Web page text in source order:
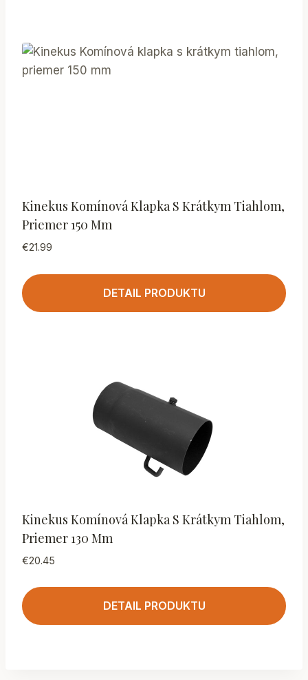
Kinekus Komínová Klapka S Krátkym Tiahlom,
Priemer 150 Mm
€21.99
DETAIL PRODUKTU
Kinekus Komínová Klapka S Krátkym Tiahlom,
Priemer 130 Mm
€20.45
DETAIL PRODUKTU